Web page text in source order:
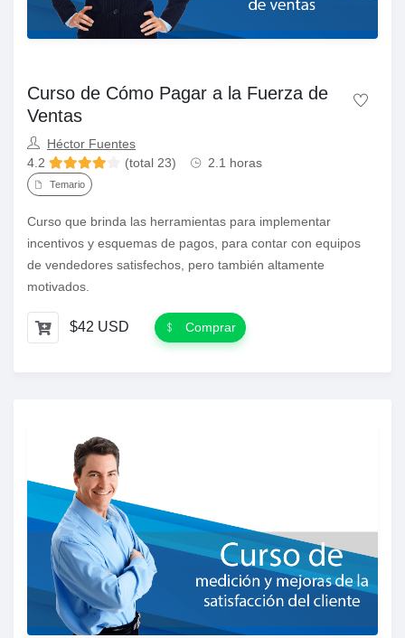
Curso de Cómo Pagar a la Fuerza de
Ventas
Héctor Fuentes
4.2
(total 23) 2.1 horas
Temario
Curso que brinda las herramientas para implementar
incentivos y esquemas de pagos, para contar con equipos
de vendedores satisfechos, pero también altamente
motivados.
$42 USD Comprar